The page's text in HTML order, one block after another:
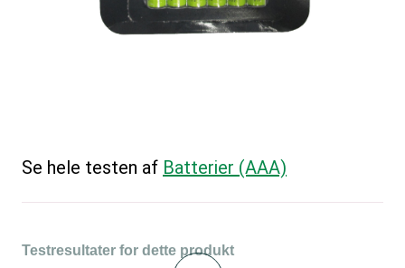
Se hele testen af Batterier (AAA)
Testresultater for dette produkt